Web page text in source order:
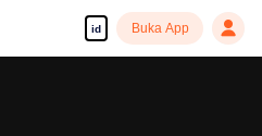
id Buka App